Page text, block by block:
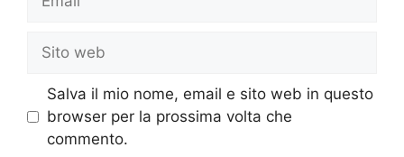
Sito
web
Salva il mio nome, email e sito web in questo
browser per la prossima volta che
commento.